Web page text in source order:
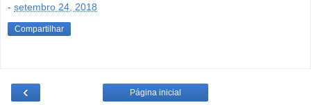
- setembro 24, 2018
Compartilhar
‹ Página inicial